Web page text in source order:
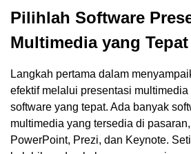
Pilihlah Software
Multimedia yang Tepat
Langkah pertama dalam
efektif melalui presentasi
software yang tepat. Ada banyak
multimedia yang tersedia di
PowerPoint, Prezi, dan Keynote.